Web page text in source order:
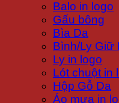
Balo in logo
Gấu bông
Bìa Da
Bình/Ly Giữ
Ly in logo
Lót chuột in
Hộp Gỗ Da
Áo mưa in